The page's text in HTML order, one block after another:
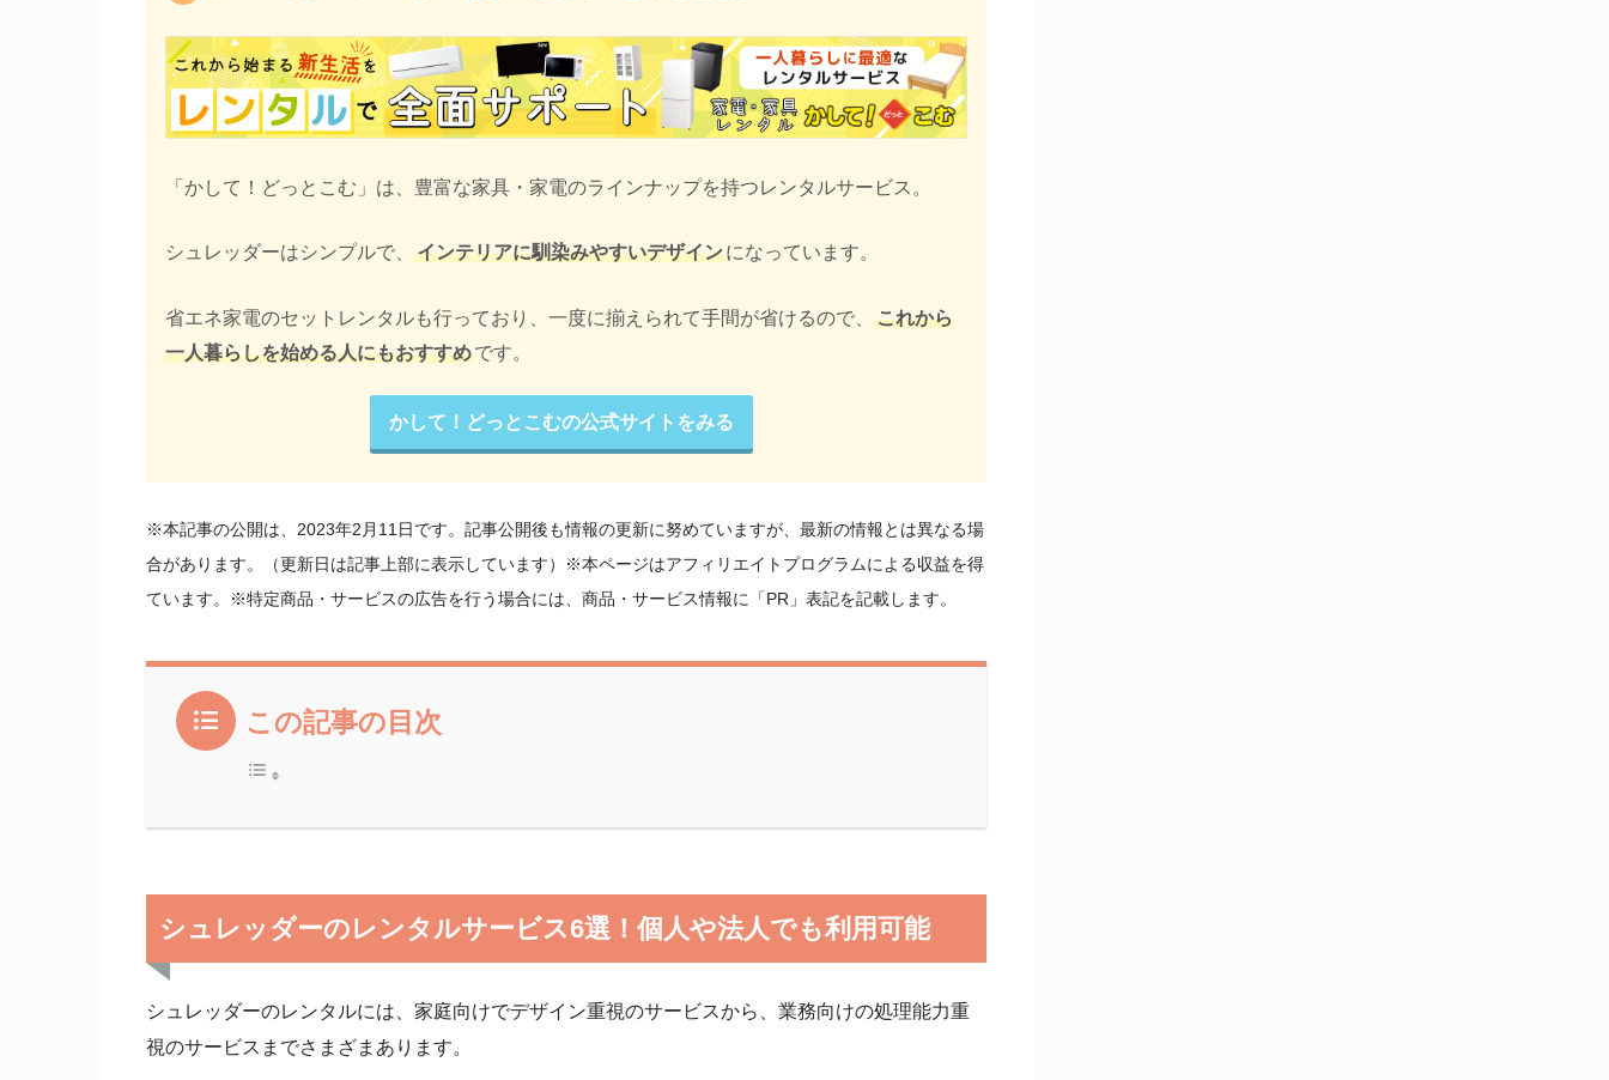
「かして！どっとこむ」は、豊富な家具・家電のラインナップを持つレンタルサービス。
シュレッダーはシンプルで、 インテリアに馴染みやすいデザインになっています。
省エネ家電のセットレンタルも行っており、一度に揃えられて手間が省けるので、
これから
一人暮らしを始める人にもおすすめです。
かして！どっとこむの公式サイトをみる
※本記事の公開は、2023年2月11日です。記事公開後も情報の更新に努めていますが、最新の情報とは異なる場
合があります。（更新日は記事上部に表示しています）※本ページはアフィリエイトプログラムによる収益を得
ています。※特定商品・サービスの広告を行う場合には、商品・サービス情報に「PR」表記を記載します。
この記事の目次
シュレッダーのレンタルサービス6選！個人や法人でも利用可能
シュレッダーのレンタルには、家庭向けでデザイン重視のサービスから、業務向けの処理能力重
視のサービスまでさまざまあります。